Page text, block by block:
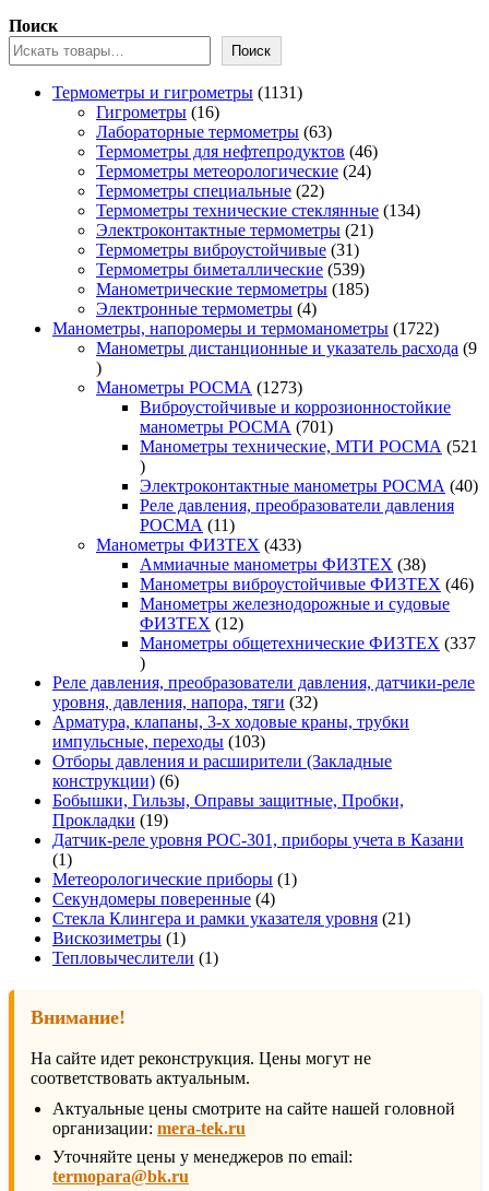
Поиск
Поиск
Термометры и гигрометры 11311131
Гигрометры 1616
товаров
Лабораторные термометры 6363
товара
Термометры для нефтепродуктов 4646
Термометры метеорологические 2424
Термометры специальные 2222
товара
Термометры технические стеклянные 134134
Электроконтактные термометры 2121
Термометры виброустойчивые 3131
товар
Термометры биметаллические 539539
товаров
Манометрические термометры 185185
Электронные термометры 44
товара
Манометры, напоромеры и термоманометры 17221722
товара
Манометры дистанционные и указатель расхода 9
9
товаров
Манометры РОСМА 12731273
товара
Виброустойчивые и коррозионностойкие
манометры РОСМА
701701
товар
Манометры технические, МТИ РОСМА
521
521
товар
Электроконтактные манометры РОСМА 4040
Реле давления, преобразователи давления
РОСМА
1111
товаров
Манометры ФИЗТЕХ 433433
товара
Аммиачные манометры ФИЗТЕХ 3838
товаров
Манометры виброустойчивые ФИЗТЕХ 4646
Манометры железнодорожные и судовые
ФИЗТЕХ
1212
товаров
Манометры общетехнические ФИЗТЕХ 337
337
товаров
Реле давления, преобразователи давления, датчики-реле
уровня, давления, напора, тяги 3232
товара
Арматура, клапаны, 3-х ходовые краны, трубки
импульсные, переходы 103103
товара
Отборы давления и расширители (Закладные
конструкции) 66
товаров
Бобышки, Гильзы, Оправы защитные, Пробки,
Прокладки
1919
товаров
Датчик-реле уровня РОС-301, приборы учета в Казани
11
товар
Метеорологические приборы 11
Секундомеры поверенные 44
товара
Стекла Клингера и рамки указателя уровня 2121
Вискозиметры 11
товар
Тепловычеслители 11
Внимание!
На сайте идет реконструкция. Цены могут не
соответствовать актуальным.
Актуальные цены смотрите на сайте нашей головной
организации: mera-tek.ru
Уточняйте цены у менеджеров по email:
termopara@bk.ru